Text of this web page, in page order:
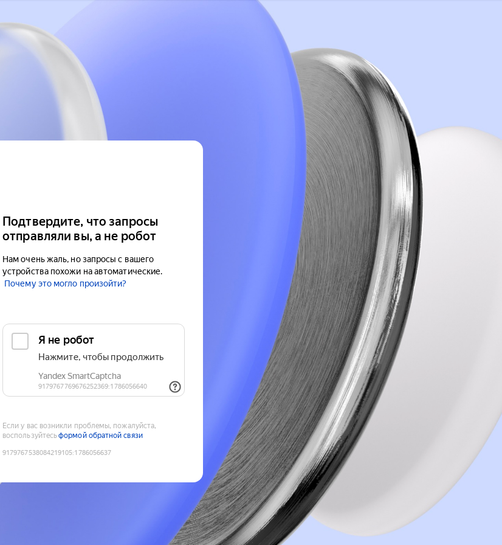
Подтвердите, что запросы
отправляли вы, а не робот
Нам очень жаль, но запросы с вашего
устройства похожи на автоматические.
Почему это могло произойти?
Если у вас возникли проблемы, пожалуйста,
воспользуйтесьформой обратной связи
9179767538084219105:1786056637